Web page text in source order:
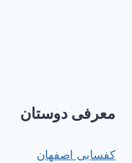
معرفی دوستان
کفسابی اصفهان